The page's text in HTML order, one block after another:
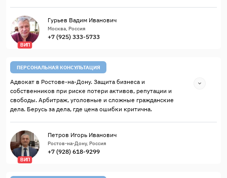
ВИП
Гурьев Вадим Иванович
Москва, Россия
+7 (925) 333-5733
ПЕРСОНАЛЬНАЯ КОНСУЛЬТАЦИЯ
Адвокат в Ростове-на-Дону. Защита бизнеса и
собственников при риске потери активов, репутации и
свободы. Арбитраж, уголовные и сложные гражданские
дела. Берусь за дела, где цена ошибки критична.
ВИП
Петров Игорь Иванович
Ростов-на-Дону, Россия
+7 (928) 618-9299